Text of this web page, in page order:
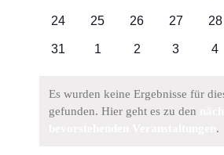
0
24
0
25
0
26
0
27
0
28
0
31
0
1
0
2
0
3
0
4
Hinweis
Es wurden keine Ergebnisse für
gefunden. Hier geht es zu den
.